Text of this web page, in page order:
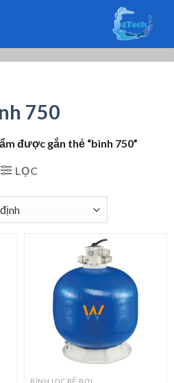
750
được gắn thẻ “bình 750”
LỌC
BÌNH LỌC BỂ BƠI